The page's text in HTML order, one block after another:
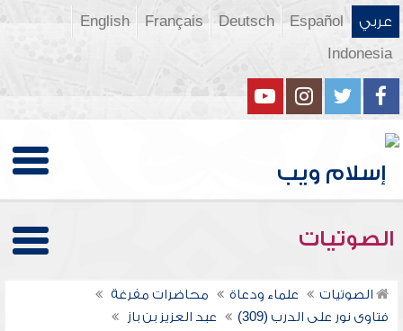
عربي Español
Deutsch
Français
English
Indonesia
الصوتيات
الصوتيات علماء ودعاة
محاضرات مفرغة
فتاوى نور على الدرب (309)
عبد العزيز بن باز